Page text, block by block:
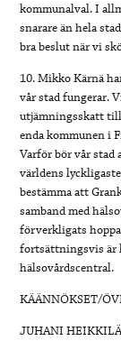
kommunalval. I
snarare än hela
bra beslut när vi
10. Mikko Kärnä
vår stad fungerar.
utjämningsskatt till
enda kommunen i
Varför bör vår stad
världens
bestämma att
samband med
förverkligats
fortsättningsvis är
hälsovårdscentral.
KÄÄNNÖKSET/
JUHANI